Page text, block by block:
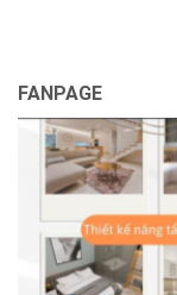
FANPAGE